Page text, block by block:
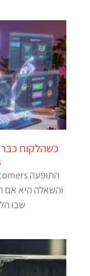
כשהלקוח
והשאלה היא אם
שבו